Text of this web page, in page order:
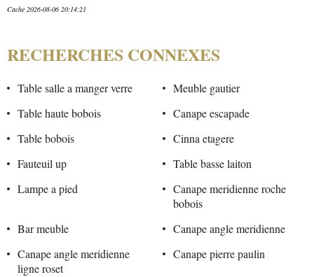
Cache 2026-08-06 20:14:21
RECHERCHES CONNEXES
Table salle a manger verre
Meuble gautier
Table haute bobois
Canape escapade
Table bobois
Cinna etagere
Fauteuil up
Table basse laiton
Lampe a pied
Canape meridienne roche
bobois
Bar meuble
Canape angle meridienne
Canape angle meridienne
ligne roset
Canape pierre paulin